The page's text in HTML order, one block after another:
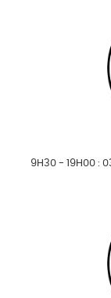
9H30 - 19H00 :